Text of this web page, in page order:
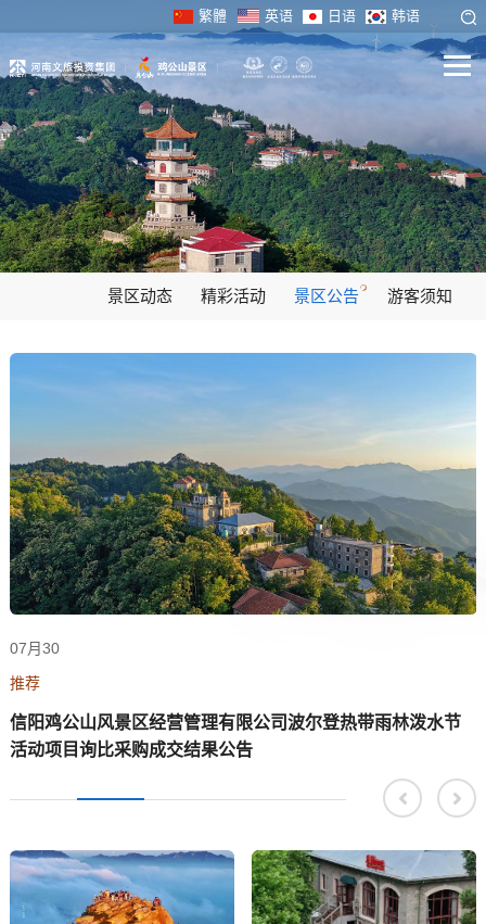
繁體 英语 日语 韩语
景区动态 精彩活动 景区公告 游客须知
07月30
推荐
信阳鸡公山风景区经营管理有限公司波尔登热带雨林泼水节
活动项目询比采购成交结果公告